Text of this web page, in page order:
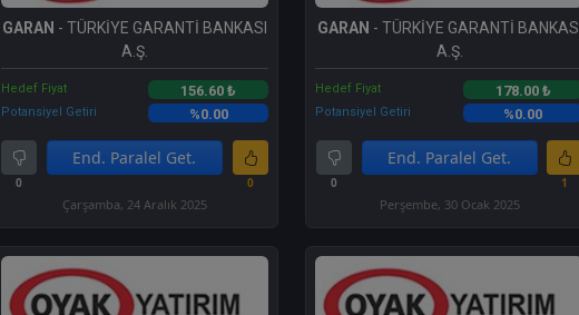
GARAN - TÜRKİYE GARANTİ BANKASI
A.Ş.
Hedef Fiyat 156.60 ₺
Potansiyel Getiri %0.00
0
End. Paralel Get.
0
Çarşamba, 24 Aralık 2025
GARAN - TÜRKİYE GARANTİ BANKASI
A.Ş.
Hedef Fiyat 178.00 ₺
Potansiyel Getiri %0.00
0
End. Paralel Get.
1
Perşembe, 30 Ocak 2025